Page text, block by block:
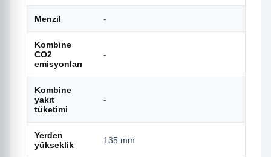
Menzil -
Kombine
CO2
emisyonları
-
Kombine
yakıt
tüketimi
-
Yerden
yükseklik
135 mm